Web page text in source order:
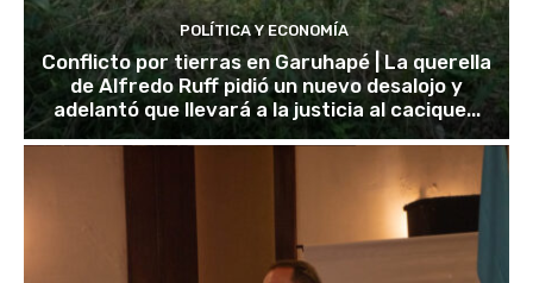
POLÍTICA Y ECONOMÍA
Conflicto por tierras en Garuhapé | La querella
de Alfredo Ruff pidió un nuevo desalojo y
adelantó que llevará a la justicia al cacique...